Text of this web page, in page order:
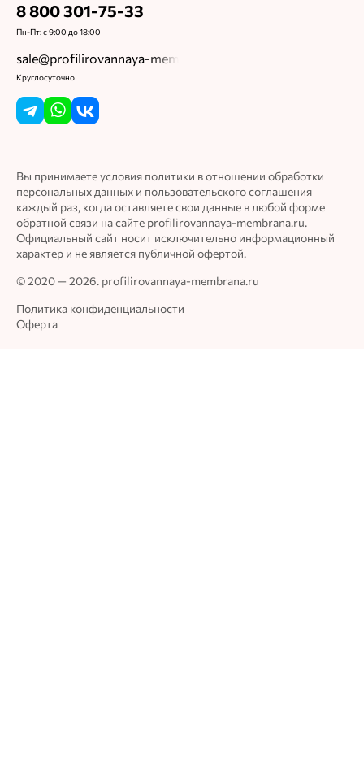
8 800 301-75-33
Пн-Пт: с 9:00 до 18:00
sale@profilirovannaya-membrana.ru
Круглосуточно
Вы принимаете условия политики в отношении обработки
персональных данных и пользовательского соглашения
каждый раз, когда оставляете свои данные в любой форме
обратной связи на сайте profilirovannaya-membrana.ru.
Официальный сайт носит исключительно информационный
характер и не является публичной офертой.
© 2020 — 2026. profilirovannaya-membrana.ru
Политика конфиденциальности
Оферта